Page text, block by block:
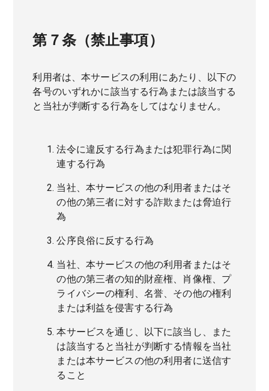
第７条（禁止事項）
利用者は、本サービスの利用にあたり、以下の
各号のいずれかに該当する行為または該当する
と当社が判断する行為をしてはなりません。
法令に違反する行為または犯罪行為に関
連する行為
当社、本サービスの他の利用者またはそ
の他の第三者に対する詐欺または脅迫行
為
公序良俗に反する行為
当社、本サービスの他の利用者またはそ
の他の第三者の知的財産権、肖像権、プ
ライバシーの権利、名誉、その他の権利
または利益を侵害する行為
本サービスを通じ、以下に該当し、また
は該当すると当社が判断する情報を当社
または本サービスの他の利用者に送信す
ること